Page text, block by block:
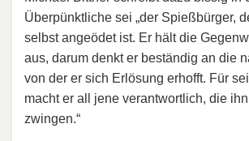
Überpünktliche sei „der Spießbürger,
selbst angeödet ist. Er hält die
aus, darum denkt er beständig an die
von der er sich Erlösung erhofft. Für
macht er all jene verantwortlich, die
zwingen.“